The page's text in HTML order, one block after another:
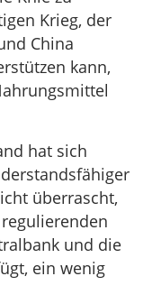
Krieg, der
China
kann,
hat sich
überrascht,
und die
ein wenig